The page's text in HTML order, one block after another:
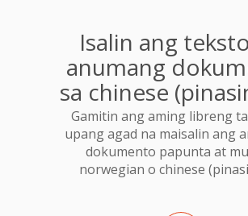
Isalin ang
anumang
sa chinese
Gamitin ang aming libreng
upang agad na maisalin ang
dokumento papunta at
norwegian o chinese